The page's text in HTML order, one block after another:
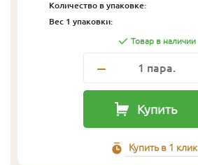
Количество в упаковке:
Вес 1 упаковки:
Товар в наличии
1 пара.
Купить
Купить в 1 клик